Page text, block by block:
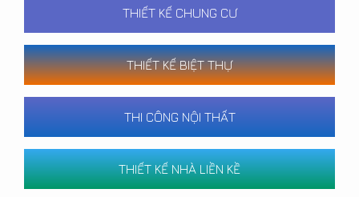
THIẾT KẾ CHUNG CƯ
THIẾT KẾ BIỆT THỰ
THI CÔNG NỘI THẤT
THIẾT KẾ NHÀ LIỀN KỀ